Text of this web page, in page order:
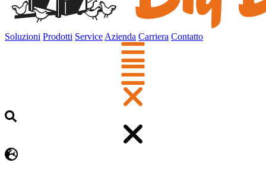
Soluzioni Prodotti Service Azienda Carriera Contatto